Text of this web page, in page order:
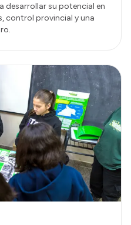
desarrollar su potencial en
control provincial y una